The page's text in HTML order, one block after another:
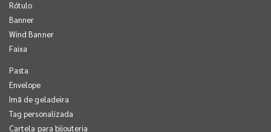
Rótulo
Banner
Wind Banner
Faixa
Pasta
Envelope
Imã de geladeira
Tag personalizada
Cartela para bijouteria